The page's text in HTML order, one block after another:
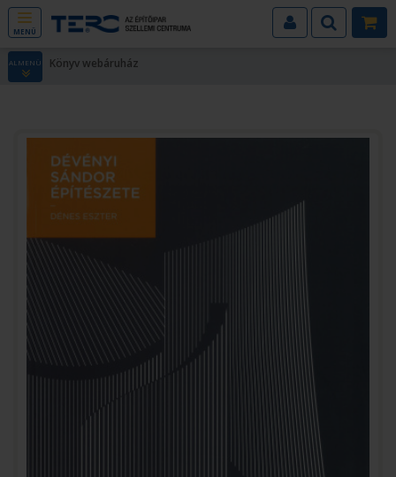
MENÜ
ALMENÜ Könyv webáruház